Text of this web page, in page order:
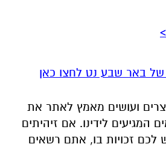
של באר שבע נט לחצו כאן
ועושים מאמץ לאתר את
המגיעים לידינו. אם זיהיתים
לכם זכויות בו, אתם רשאים